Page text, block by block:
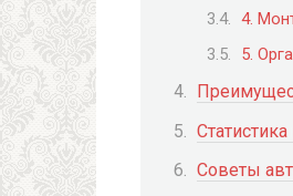
4.
5.
Советы